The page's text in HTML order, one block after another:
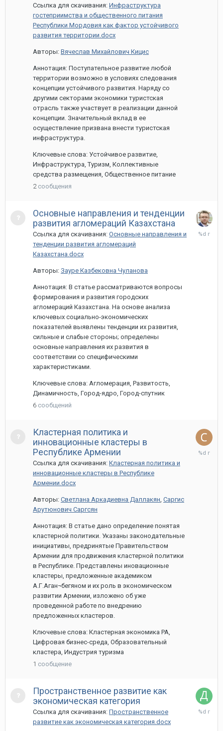
Ссылка для скачивания: Инфраструктура
гостеприимства и общественного питания
Республики Мордовия как фактор устойчивого
развития территории.docx
Авторы: Вячеслав Михайлович Кицис
Аннотация: Поступательное развитие любой
территории возможно в условиях следования
концепции устойчивого развития. Наряду со
другими секторами экономики туристская
отрасль также участвует в реализации данной
концепции. Значительный вклад в ее
осуществление призвана внести туристская
инфраструктура.
Ключевые слова: Устойчивое развитие,
Инфраструктура, Туризм, Коллективные
средства размещения, Общественное питание
2 сообщения
Основные направления и тенденции
развития агломераций Казахстана
Ссылка для скачивания: Основные направления и
тенденции развития агломераций
Казахстана.docx
Авторы: Зауре Казбековна Чуланова
Аннотация: В статье рассматриваются вопросы
формирования и развития городских
агломераций Казахстана. На основе анализа
ключевых социально-экономических
показателей выявлены тенденции их развития,
сильные и слабые стороны; определены
основные направления их развития в
соответствии со специфическими
характеристиками.
Ключевые слова: Агломерация, Развитость,
Динамичность, Город-ядро, Город-спутник
6 сообщений
13
Кластерная политика и
инновационные кластеры в
Республике Армении
Ссылка для скачивания: Кластерная политика и
инновационные кластеры в Республике
Армении.docx
Авторы: Светлана Аркадиевна Даллакян, Саргис
Арутюнович Саргсян
Аннотация: В статье дано определение понятая
кластерной политики. Указаны законодательные
инициативы, предринятые Правительством
Армении для продвижения кластерной политики
в Республике. Представлены иновационные
кластеры, предложенные академиком
А.Г.Аган¬бегяном и их роль в экономическом
развитии Армении, изложено об уже
проведенной работе по внедрению
предложенных кластеров.
Ключевые слова: Кластерная экономика РА,
Цифровая бизнес-среда, Образовательный
кластера, Индустрия туризма
1 сообщение
13
Пространственное развитие как
экономическая категория
Ссылка для скачивания: Пространственное
развитие как экономическая категория.docx
13